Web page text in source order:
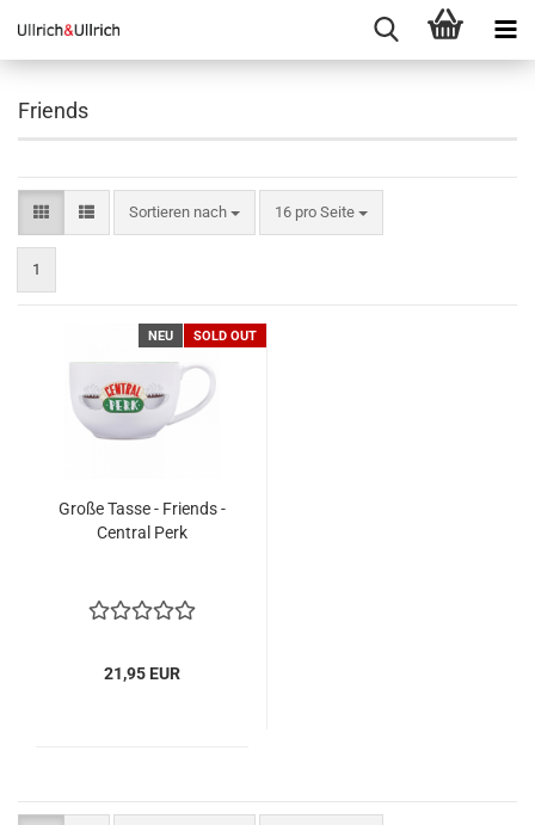
Friends
Sortieren nach
Sortieren nach 16 pro Seite
pro Seite
1
NEU SOLD OUT
Große Tasse - Friends -
Central Perk
21,95 EUR